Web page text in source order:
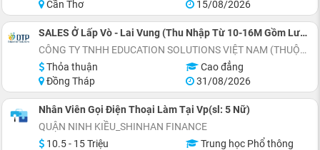
Cần Thơ
15/08/2026
SALES Ở Lấp Vò - Lai Vung (Thu Nhập Từ 10-16M Gồm Lương Cứng 8M+Phụ Cấp+Doanh Số)
CÔNG TY TNHH EDUCATION SOLUTIONS VIỆT NAM (THUỘC TẬP ĐOÀN ĐẠI TRƯỜNG PHÁT)
Thỏa thuận
Cao đẳng
Đồng Tháp
31/08/2026
Nhân Viên Gọi Điện Thoại Làm Tại Vp(sl: 5 Nữ)
QUẬN NINH KIỀU_SHINHAN FINANCE
10.5 - 15 Triệu
Trung học Phổ thông